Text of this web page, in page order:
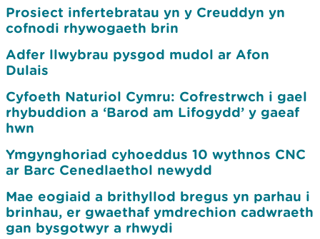
Prosiect infertebratau yn y Creuddyn yn
cofnodi rhywogaeth brin
Adfer llwybrau pysgod mudol ar Afon
Dulais
Cyfoeth Naturiol Cymru: Cofrestrwch i gael
rhybuddion a ‘Barod am Lifogydd’ y gaeaf
hwn
Ymgynghoriad cyhoeddus 10 wythnos CNC
ar Barc Cenedlaethol newydd
Mae eogiaid a brithyllod bregus yn parhau i
brinhau, er gwaethaf ymdrechion cadwraeth
gan bysgotwyr a rhwydi